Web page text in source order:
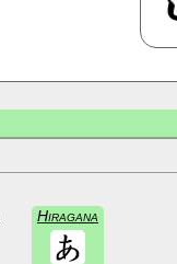
Hiragana